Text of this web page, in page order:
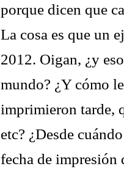
porque dicen que
La cosa es que un
2012. Oigan, ¿y
mundo? ¿Y cómo
imprimieron tarde,
etc? ¿Desde
fecha de impresión